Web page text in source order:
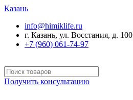
Казань
info@himiklife.ru
г. Казань, ул. Восстания, д. 100
+7 (960) 061-74-97
Получить консультацию